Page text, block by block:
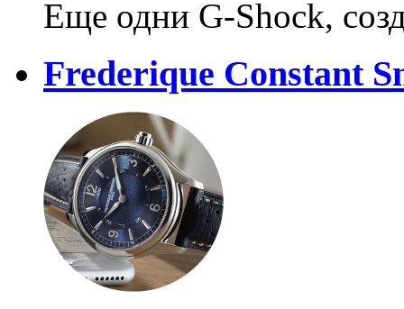
Еще одни G-Shock,
Frederique Constant